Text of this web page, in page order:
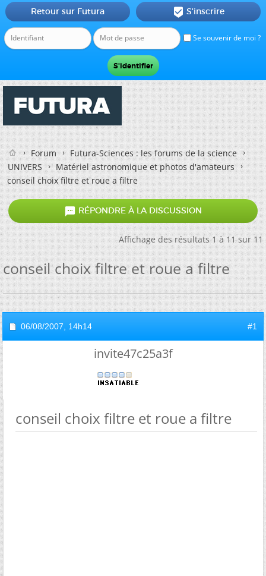
Se souvenir de moi ?
Retour sur Futura  S'inscrire
Forum
Futura-Sciences : les forums de la science
UNIVERS
Matériel astronomique et photos d'amateurs
conseil choix filtre et roue a filtre
 RÉPONDRE À LA DISCUSSION
Affichage des résultats 1 à 11 sur 11
conseil choix filtre et roue a filtre
06/08/2007, 14h14 #1
invite47c25a3f
conseil choix filtre et roue a filtre